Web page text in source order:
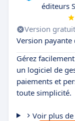
éditeurs
Version
Version payante
Gérez
un logiciel de
paiements et
toute simplicité.
Voir plus